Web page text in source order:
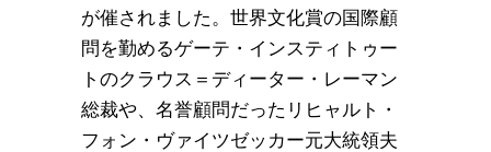
が催されました。世界文化賞の国際顧
問を勤めるゲーテ・インスティトゥー
トのクラウス＝ディーター・レーマン
総裁や、名誉顧問だったリヒャルト・
フォン・ヴァイツゼッカー元大統領夫